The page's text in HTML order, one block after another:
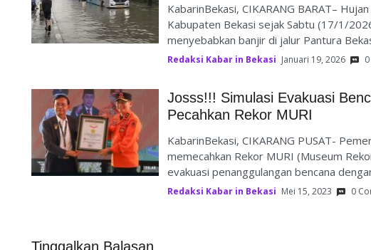
KabarinBekasi, CIKARANG BARAT–
Kabupaten Bekasi sejak Sabtu (17/1/
menyebabkan banjir di jalur Pantura
Redaksi Kabar in Bekasi Januari 19, 2026
Josss!!! Simulasi Evakuasi
Pecahkan Rekor MURI
KabarinBekasi, CIKARANG PUSAT-
memecahkan Rekor MURI (Museum
evakuasi penanggulangan bencana
Redaksi Kabar in Bekasi Mei 15, 2023 0
Tinggalkan Balasan